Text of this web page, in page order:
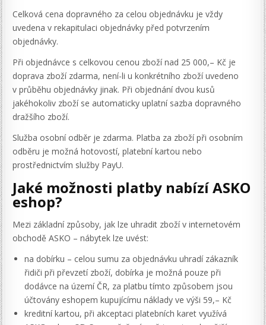
Celková cena dopravného za celou objednávku je vždy
uvedena v rekapitulaci objednávky před potvrzením
objednávky.
Při objednávce s celkovou cenou zboží nad 25 000,– Kč je
doprava zboží zdarma, není-li u konkrétního zboží uvedeno
v průběhu objednávky jinak. Při objednání dvou kusů
jakéhokoliv zboží se automaticky uplatní sazba dopravného
dražšího zboží.
Služba osobní odběr je zdarma. Platba za zboží při osobním
odběru je možná hotovostí, platební kartou nebo
prostřednictvím služby PayU.
Jaké možnosti platby nabízí ASKO
eshop?
Mezi základní způsoby, jak lze uhradit zboží v internetovém
obchodě ASKO – nábytek lze uvést:
na dobírku – celou sumu za objednávku uhradí zákazník
řidiči při převzetí zboží, dobírka je možná pouze při
dodávce na území ČR, za platbu tímto způsobem jsou
účtovány eshopem kupujícímu náklady ve výši 59,– Kč
kreditní kartou, při akceptaci platebních karet využívá